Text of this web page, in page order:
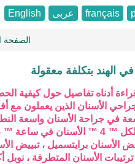
English عربى français
الصفحة
الهند بتكلفة معقولة
أدناه تفاصيل حول كيفية
الأسنان الذين يعملون مع
في جراحة الأسنان واسعة
ساعة ™ ، ™ الكل ™ 4 ™
الأسنان برايتسميل ، تبييض
، ترتيبات الأسنان المتطرفة ،